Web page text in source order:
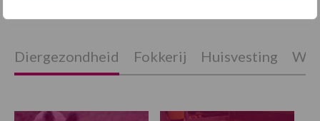
Diergezondheid Fokkerij Huisvesting